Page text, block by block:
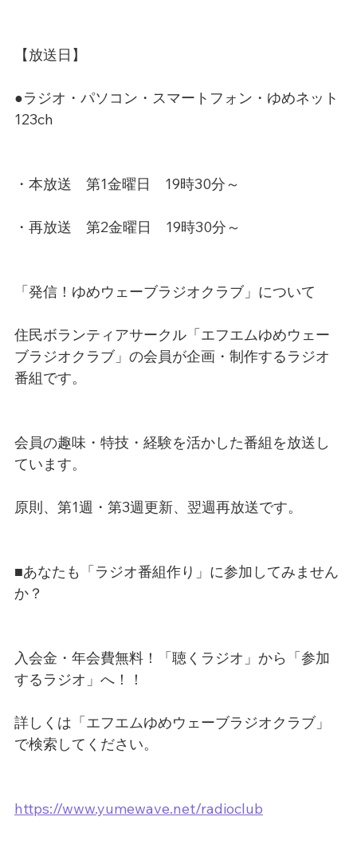
【放送日】
●ラジオ・パソコン・スマートフォン・ゆめネット
123ch
・本放送　第1金曜日　19時30分～
・再放送　第2金曜日　19時30分～
「発信！ゆめウェーブラジオクラブ」について
住民ボランティアサークル「エフエムゆめウェー
ブラジオクラブ」の会員が企画・制作するラジオ
番組です。
会員の趣味・特技・経験を活かした番組を放送し
ています。
原則、第1週・第3週更新、翌週再放送です。
■あなたも「ラジオ番組作り」に参加してみません
か？
入会金・年会費無料！「聴くラジオ」から「参加
するラジオ」へ！！
詳しくは「エフエムゆめウェーブラジオクラブ」
で検索してください。
https://www.yumewave.net/radioclub